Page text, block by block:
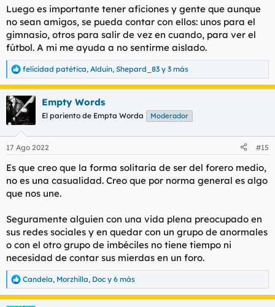
Luego es importante tener aficiones y gente que aunque
no sean amigos, se pueda contar con ellos: unos para el
gimnasio, otros para salir de vez en cuando, para ver el
fútbol. A mi me ayuda a no sentirme aislado.
R
e
a
c
c
i
e
:
felicidad patética, Alduin, Shepard_83 y 3 más
Empty Words
El pariento de Empta Worda Moderador
17 Ago 2022 #15
Es que creo que la forma solitaria de ser del forero medio,
no es una casualidad. Creo que por norma general es algo
que nos une.
Seguramente alguien con una vida plena preocupado en
sus redes sociales y en quedar con un grupo de anormales
o con el otro grupo de imbéciles no tiene tiempo ni
necesidad de contar sus mierdas en un foro.
R
e
a
Candela, Morzhilla, Doc y 6 más